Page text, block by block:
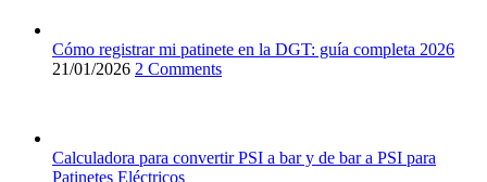
Cómo registrar mi patinete en la DGT: guía completa 2026
21/01/2026 2 Comments
Calculadora para convertir PSI a bar y de bar a PSI para
Patinetes Eléctricos